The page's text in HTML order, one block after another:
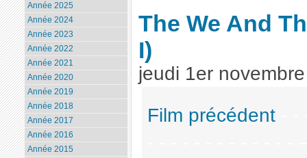
The We And
I)
jeudi 1er
Film précédent
Année 2025
Année 2024
Année 2023
Année 2022
Année 2021
Année 2020
Année 2019
Année 2018
Année 2017
Année 2016
Année 2015